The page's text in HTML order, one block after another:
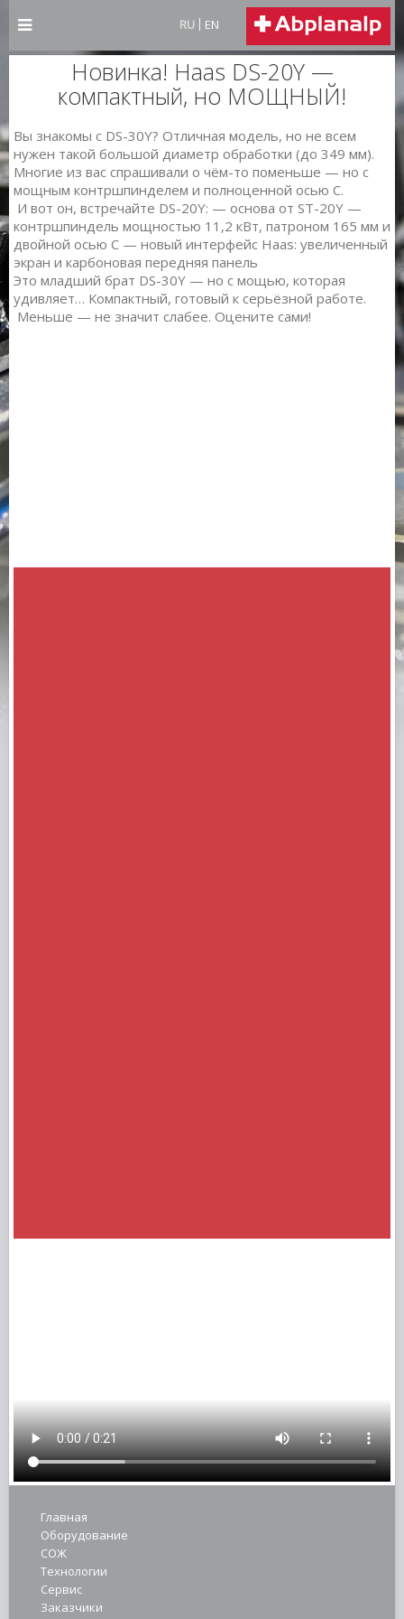
RU EN
Новинка! Haas DS-20Y —
компактный, но МОЩНЫЙ!
Вы знакомы с DS-30Y? Отличная модель, но не всем
нужен такой большой диаметр обработки (до 349 мм).
Многие из вас спрашивали о чём-то поменьше — но с
мощным контршпинделем и полноценной осью C.
И вот он, встречайте DS-20Y: — основа от ST-20Y —
контршпиндель мощностью 11,2 кВт, патроном 165 мм и
двойной осью C — новый интерфейс Haas: увеличенный
экран и карбоновая передняя панель
Это младший брат DS-30Y — но с мощью, которая
удивляет… Компактный, готовый к серьёзной работе.
Меньше — не значит слабее. Оцените сами!
Главная
Оборудование
СОЖ
Технологии
Сервис
Заказчики